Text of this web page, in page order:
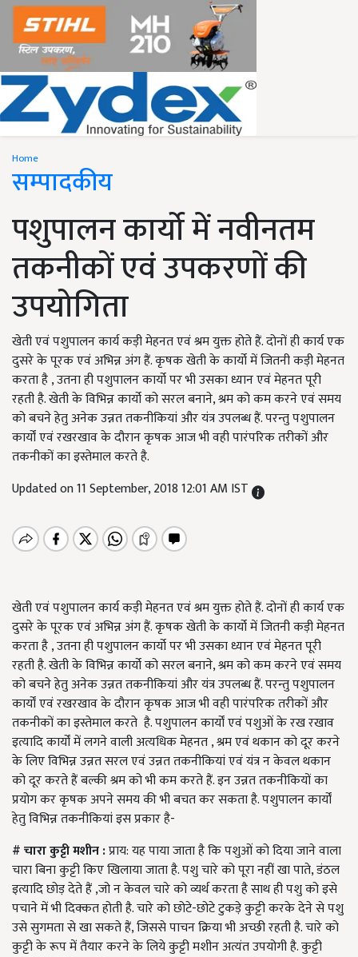
Home
सम्पादकीय
पशुपालन कार्यो में नवीनतम
तकनीकों एवं उपकरणों की
उपयोगिता
खेती एवं पशुपालन कार्य कड़ी मेहनत एवं श्रम युक्त होते हैं. दोनों ही कार्य एक
दुसरे के पूरक एवं अभिन्न अंग हैं. कृषक खेती के कार्यो में जितनी कड़ी मेहनत
करता है , उतना ही पशुपालन कार्यो पर भी उसका ध्यान एवं मेहनत पूरी
रहती है. खेती के विभिन्न कार्यो को सरल बनाने, श्रम को कम करने एवं समय
को बचने हेतु अनेक उन्नत तकनीकियां और यंत्र उपलब्ध हैं. परन्तु पशुपालन
कार्यों एवं रखरखाव के दौरान कृषक आज भी वही पारंपरिक तरीकों और
तकनीकों का इस्तेमाल करते है.
Updated on 11 September, 2018 12:01 AM IST
खेती एवं पशुपालन कार्य कड़ी मेहनत एवं श्रम युक्त होते हैं. दोनों ही कार्य एक
दुसरे के पूरक एवं अभिन्न अंग हैं. कृषक खेती के कार्यो में जितनी कड़ी मेहनत
करता है , उतना ही पशुपालन कार्यो पर भी उसका ध्यान एवं मेहनत पूरी
रहती है. खेती के विभिन्न कार्यो को सरल बनाने, श्रम को कम करने एवं समय
को बचने हेतु अनेक उन्नत तकनीकियां और यंत्र उपलब्ध हैं. परन्तु पशुपालन
कार्यों एवं रखरखाव के दौरान कृषक आज भी वही पारंपरिक तरीकों और
तकनीकों का इस्तेमाल करते है. पशुपालन कार्यों एवं पशुओं के रख रखाव
इत्यादि कार्यों में लगने वाली अत्यधिक मेहनत , श्रम एवं थकान को दूर करने
के लिए विभिन्न उन्नत सरल एवं उन्नत तकनीकियां एवं यंत्र न केवल थकान
को दूर करते हैं बल्की श्रम को भी कम करते हैं. इन उन्नत तकनीकियों का
प्रयोग कर कृषक अपने समय की भी बचत कर सकता है. पशुपालन कार्यों
हेतु विभिन्न तकनीकियां इस प्रकार है-
# चारा कुट्टी मशीन :प्राय: यह पाया जाता है कि पशुओं को दिया जाने वाला
चारा बिना कुट्टी किए खिलाया जाता है. पशु चारे को पूरा नहीं खा पाते, डंठल
इत्यादि छोड़ देते हैं ,जो न केवल चारे को व्यर्थ करता है साथ ही पशु को इसे
पचाने में भी दिक्कत होती है. चारे को छोटे-छोटे टुकड़े कुट्टी करके देने से पशु
उसे सुगमता से खा सकते हैं, जिससे पाचन क्रिया भी अच्छी रहती है. चारे को
कुट्टी के रूप में तैयार करने के लिये कुट्टी मशीन अत्यंत उपयोगी है. कुट्टी